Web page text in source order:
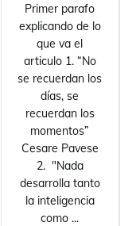
Primer parafo
explicando de lo
que va el
articulo 1. “No
se recuerdan los
días, se
recuerdan los
momentos”
Cesare Pavese
2. "Nada
desarrolla tanto
la inteligencia
como ...